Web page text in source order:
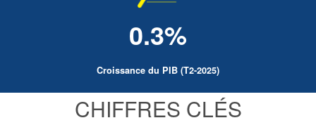
0.3%
Croissance du PIB (T2-2025)
CHIFFRES CLÉS